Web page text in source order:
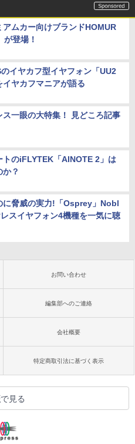
アムカー向けブランドHOMUR
登場！
イヤカフ型イヤフォン「UU2
イヤカフマニアが語る
ス一眼の大特集！ 見どころ記事
トのiFLYTEK「AINOTE 2」は
？
に脅威の実力!「Osprey」Nobl
スイヤフォン4機種を一気に聴
お問い合わせ
編集部へのご連絡
会社概要
特定商取引法に基づく表示
見る